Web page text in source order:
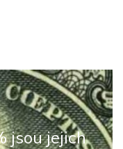
jsou jejich